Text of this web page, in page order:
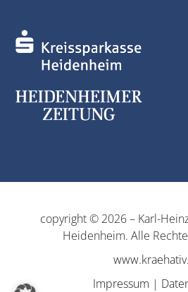
copyright © 2026 – Karl-
Heidenheim. Alle
Impressum |